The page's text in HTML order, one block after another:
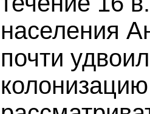
населения
почти